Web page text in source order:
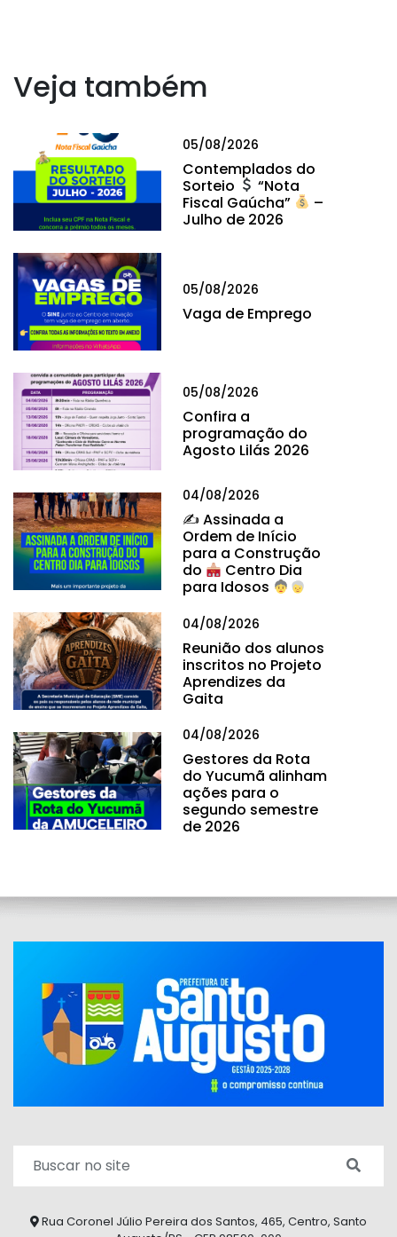
Veja também
05/08/2026
Contemplados do
Sorteio
“Nota
Fiscal Gaúcha”
–
Julho de 2026
05/08/2026
Vaga de Emprego
05/08/2026
Confira a
programação do
Agosto Lilás 2026
04/08/2026
✍ Assinada a
Ordem de Início
para a Construção
do
Centro Dia
para Idosos
04/08/2026
Reunião dos alunos
inscritos no Projeto
Aprendizes da
Gaita
04/08/2026
Gestores da Rota
do Yucumã alinham
ações para o
segundo semestre
de 2026
Rua Coronel Júlio Pereira dos Santos, 465, Centro, Santo